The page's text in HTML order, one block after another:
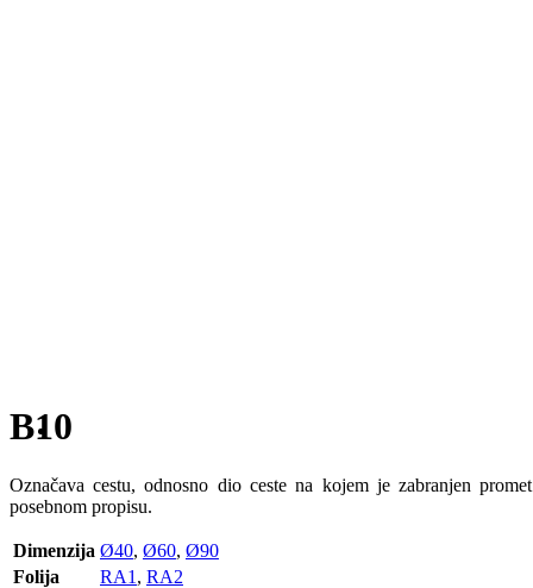
B10
Označava cestu, odnosno dio ceste na kojem je zabranjen
posebnom propisu.
Dimenzija Ø40, Ø60, Ø90
Folija
RA1 , RA2